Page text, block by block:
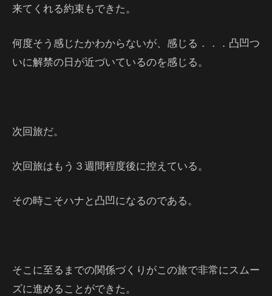
来てくれる約束もできた。
何度そう感じたかわからないが、感じる．．．凸凹つ
いに解禁の日が近づいているのを感じる。
次回旅だ。
次回旅はもう３週間程度後に控えている。
その時こそハナと凸凹になるのである。
そこに至るまでの関係づくりがこの旅で非常にスムー
ズに進めることができた。